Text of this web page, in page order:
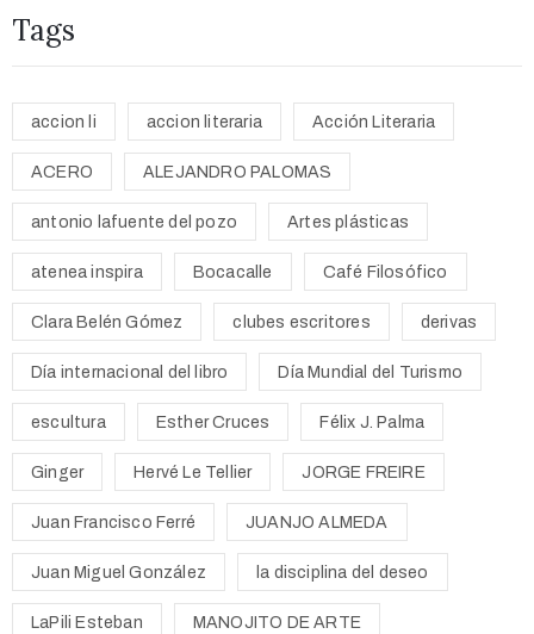
Tags
accion li accion literaria Acción Literaria
ACERO ALEJANDRO PALOMAS
antonio lafuente del pozo Artes plásticas
atenea inspira Bocacalle Café Filosófico
Clara Belén Gómez clubes escritores derivas
Día internacional del libro Día Mundial del Turismo
escultura Esther Cruces Félix J. Palma
Ginger Hervé Le Tellier JORGE FREIRE
Juan Francisco Ferré JUANJO ALMEDA
Juan Miguel González la disciplina del deseo
LaPili Esteban MANOJITO DE ARTE